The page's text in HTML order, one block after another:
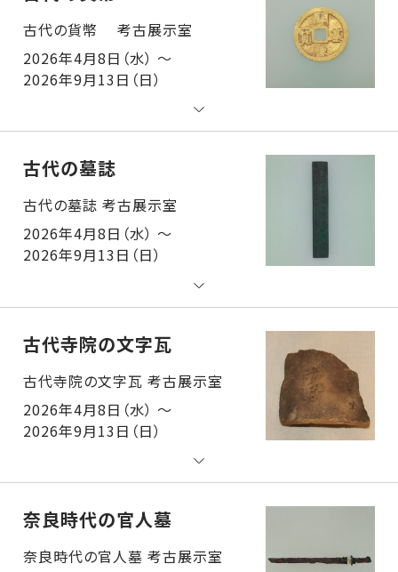
古代の貨幣 考古展示室
2026年4月8日（水） ～
2026年9月13日（日）
古代の墓誌
古代の墓誌 考古展示室
2026年4月8日（水） ～
2026年9月13日（日）
古代寺院の文字瓦
古代寺院の文字瓦 考古展示室
2026年4月8日（水） ～
2026年9月13日（日）
奈良時代の官人墓
奈良時代の官人墓 考古展示室